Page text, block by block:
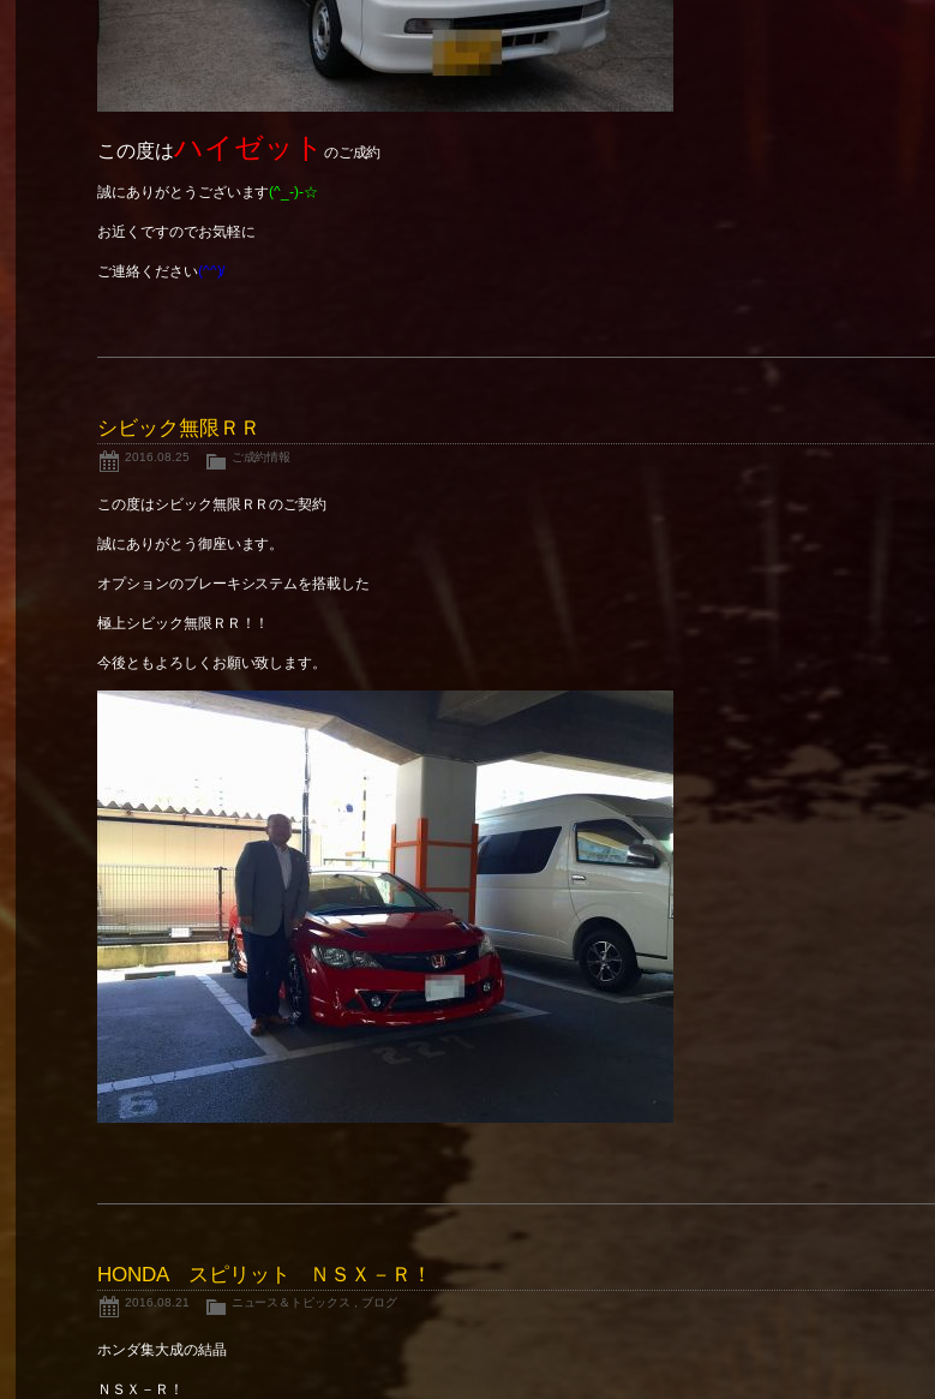
この度はハイゼット のご成約
誠にありがとうございます(^_-)-☆
お近くですのでお気軽に
ご連絡ください(^^)/
シビック無限ＲＲ
2016.08.25 ご成約情報
この度はシビック無限ＲＲのご契約
誠にありがとう御座います。
オプションのブレーキシステムを搭載した
極上シビック無限ＲＲ！！
今後ともよろしくお願い致します。
HONDA スピリット ＮＳＸ－Ｒ！
2016.08.21 ニュース＆トピックス , ブログ
ホンダ集大成の結晶
ＮＳＸ－Ｒ！